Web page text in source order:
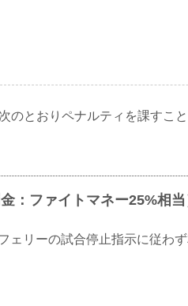
とおりペナルティを課すこと
金：ファイトマネー25%相当
ェリーの試合停止指示に従わ